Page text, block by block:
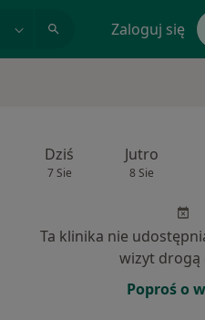
Zaloguj się
Dziś
7 Sie
Jutro
8 Sie
Ta klinika nie
wizyt drogą
Poproś o